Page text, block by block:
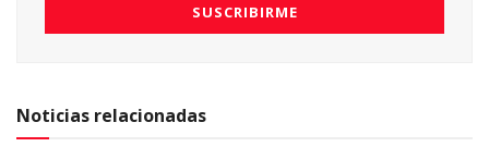
Noticias relacionadas